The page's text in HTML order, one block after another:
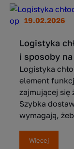
19.02.2026
Logistyka
i sposoby
Logistyka
element
zajmującej się
Szybka
wymagają,
Więcej